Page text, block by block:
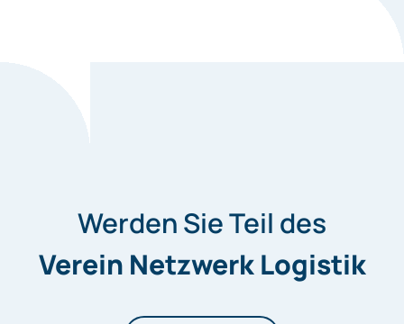
Werden Sie Teil des
Verein Netzwerk Logistik